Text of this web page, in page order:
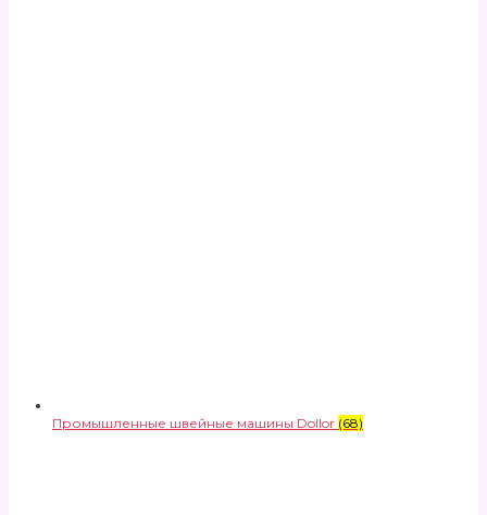
Промышленные швейные машины Dollor (68)